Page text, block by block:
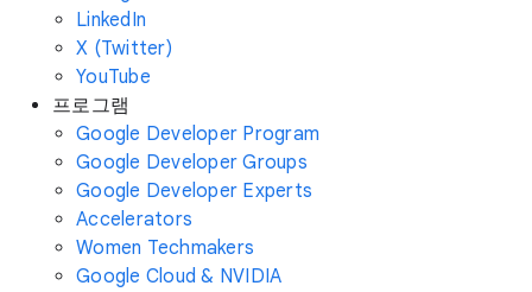
LinkedIn
X (Twitter)
YouTube
프로그램
Google Developer Program
Google Developer Groups
Google Developer Experts
Accelerators
Women Techmakers
Google Cloud & NVIDIA